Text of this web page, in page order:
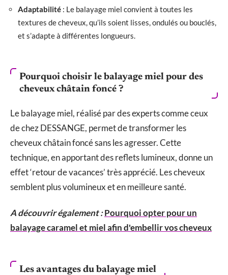
Adaptabilité : Le balayage miel convient à toutes les
textures de cheveux, qu’ils soient lisses, ondulés ou bouclés,
et s’adapte à différentes longueurs.
Pourquoi choisir le balayage miel pour des
cheveux châtain foncé ?
Le balayage miel, réalisé par des experts comme ceux
de chez DESSANGE, permet de transformer les
cheveux châtain foncé sans les agresser. Cette
technique, en apportant des reflets lumineux, donne un
effet ‘retour de vacances’ très apprécié. Les cheveux
semblent plus volumineux et en meilleure santé.
A découvrir également :Pourquoi opter pour un
balayage caramel et miel afin d'embellir vos cheveux
Les avantages du balayage miel